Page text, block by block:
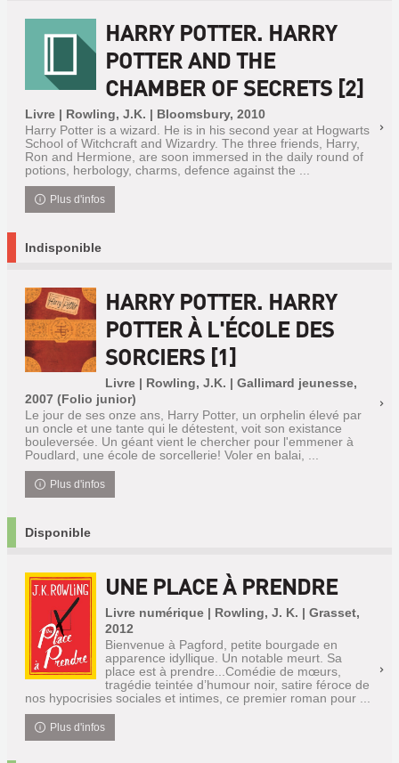
HARRY POTTER. HARRY
POTTER AND THE
CHAMBER OF SECRETS [2]
Livre | Rowling, J.K. | Bloomsbury, 2010
Harry Potter is a wizard. He is in his second year at Hogwarts
School of Witchcraft and Wizardry. The three friends, Harry,
Ron and Hermione, are soon immersed in the daily round of
potions, herbology, charms, defence against the ...
Plus d'infos
Indisponible
HARRY POTTER. HARRY
POTTER À L'ÉCOLE DES
SORCIERS [1]
Livre | Rowling, J.K. | Gallimard jeunesse,
2007 (Folio junior)
Le jour de ses onze ans, Harry Potter, un orphelin élevé par
un oncle et une tante qui le détestent, voit son existance
bouleversée. Un géant vient le chercher pour l'emmener à
Poudlard, une école de sorcellerie! Voler en balai, ...
Plus d'infos
Disponible
UNE PLACE À PRENDRE
Livre numérique | Rowling, J. K. | Grasset,
2012
Bienvenue à Pagford, petite bourgade en
apparence idyllique. Un notable meurt. Sa
place est à prendre...Comédie de mœurs,
tragédie teintée d’humour noir, satire féroce de
nos hypocrisies sociales et intimes, ce premier roman pour ...
Plus d'infos